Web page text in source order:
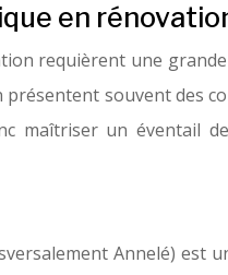
en
requièrent une
souvent des
maîtriser un
Annelé)